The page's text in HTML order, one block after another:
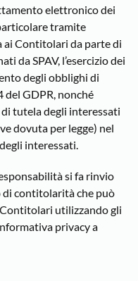
elettronico dei
tramite
ai Contitolari da parte di
da SPAV, l’esercizio dei
degli obblighi di
del GDPR, nonché
tutela degli interessati
dovuta per legge) nel
interessati.
si fa rinvio
di contitolarità che può
utilizzando gli
privacy a